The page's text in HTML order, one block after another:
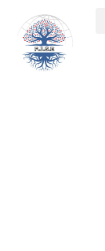
contenu